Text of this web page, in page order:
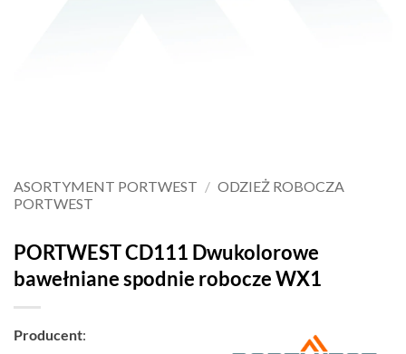
ASORTYMENT PORTWEST / ODZIEŻ ROBOCZA
PORTWEST
PORTWEST CD111 Dwukolorowe
bawełniane spodnie robocze WX1
Producent: